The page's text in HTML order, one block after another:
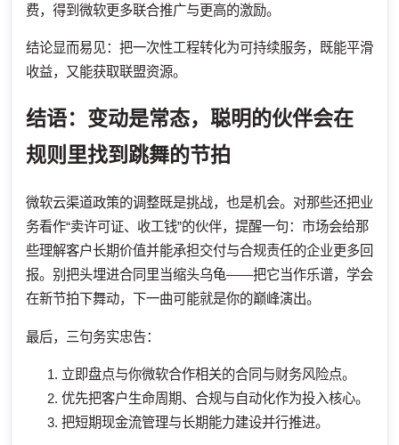
费，得到微软更多联合推广与更高的激励。
结论显而易见：把一次性工程转化为可持续服务，既能平滑
收益，又能获取联盟资源。
结语：变动是常态，聪明的伙伴会在
规则里找到跳舞的节拍
微软云渠道政策的调整既是挑战，也是机会。对那些还把业
务看作“卖许可证、收工钱”的伙伴，提醒一句：市场会给那
些理解客户长期价值并能承担交付与合规责任的企业更多回
报。别把头埋进合同里当缩头乌龟——把它当作乐谱，学会
在新节拍下舞动，下一曲可能就是你的巅峰演出。
最后，三句务实忠告：
立即盘点与你微软合作相关的合同与财务风险点。
优先把客户生命周期、合规与自动化作为投入核心。
把短期现金流管理与长期能力建设并行推进。